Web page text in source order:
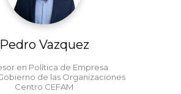
Pedro Vazquez
en Política de Empresa
de las Organizaciones
Centro CEFAM